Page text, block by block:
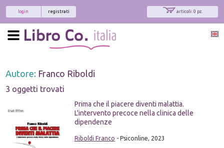
articoli: 0 pz.
registrati
login
Autore: Franco Riboldi
3 oggetti trovati
Prima che il piacere diventi malattia.
L'intervento precoce nella clinica delle
dipendenze
Riboldi Franco - Psiconline, 2023